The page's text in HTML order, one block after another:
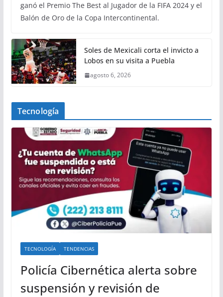
ganó el Premio The Best al Jugador de la FIFA 2024 y el
Balón de Oro de la Copa Intercontinental.
Soles de Mexicali corta el invicto a
Lobos en su visita a Puebla
agosto 6, 2026
Tecnología
TECNOLOGÍA TENDENCIAS
Policía Cibernética alerta sobre
suspensión y revisión de